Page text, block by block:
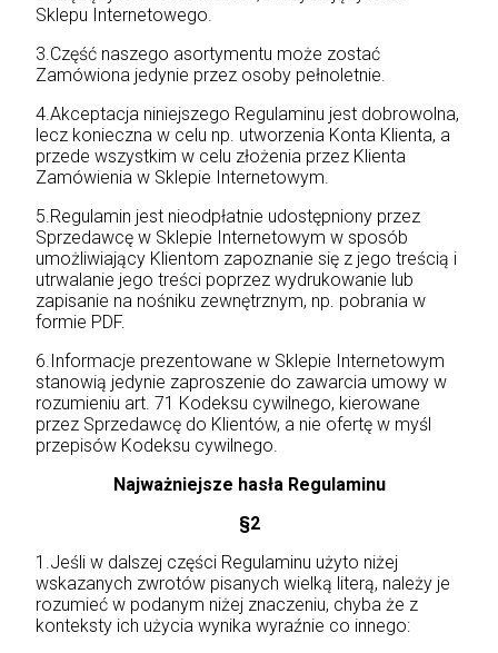
Sklepu Internetowego.
3.Część naszego asortymentu może zostać
Zamówiona jedynie przez osoby pełnoletnie.
4.Akceptacja niniejszego Regulaminu jest dobrowolna,
lecz konieczna w celu np. utworzenia Konta Klienta, a
przede wszystkim w celu złożenia przez Klienta
Zamówienia w Sklepie Internetowym.
5.Regulamin jest nieodpłatnie udostępniony przez
Sprzedawcę w Sklepie Internetowym w sposób
umożliwiający Klientom zapoznanie się z jego treścią i
utrwalanie jego treści poprzez wydrukowanie lub
zapisanie na nośniku zewnętrznym, np. pobrania w
formie PDF.
6.Informacje prezentowane w Sklepie Internetowym
stanowią jedynie zaproszenie do zawarcia umowy w
rozumieniu art. 71 Kodeksu cywilnego, kierowane
przez Sprzedawcę do Klientów, a nie ofertę w myśl
przepisów Kodeksu cywilnego.
Najważniejsze hasła Regulaminu
§2
1.Jeśli w dalszej części Regulaminu użyto niżej
wskazanych zwrotów pisanych wielką literą, należy je
rozumieć w podanym niżej znaczeniu, chyba że z
konteksty ich użycia wynika wyraźnie co innego: